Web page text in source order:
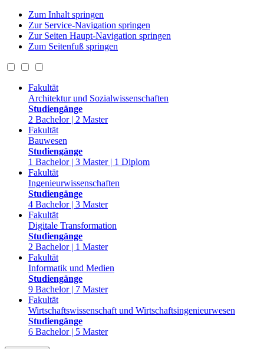
Zum Inhalt springen
Zur Service-Navigation springen
Zur Seiten Haupt-Navigation springen
Zum Seitenfuß springen
Fakultät
Architektur und Sozialwissenschaften
Studiengänge
2 Bachelor | 2 Master
Fakultät
Bauwesen
Studiengänge
1 Bachelor | 3 Master | 1 Diplom
Fakultät
Ingenieurwissenschaften
Studiengänge
4 Bachelor | 3 Master
Fakultät
Digitale Transformation
Studiengänge
2 Bachelor | 1 Master
Fakultät
Informatik und Medien
Studiengänge
9 Bachelor | 7 Master
Fakultät
Wirtschaftswissenschaft und Wirtschaftsingenieurwesen
Studiengänge
6 Bachelor | 5 Master